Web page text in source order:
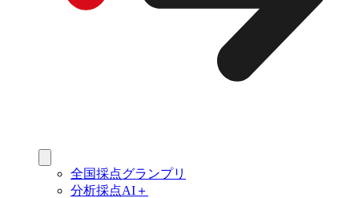
全国採点グランプリ
分析採点AI＋